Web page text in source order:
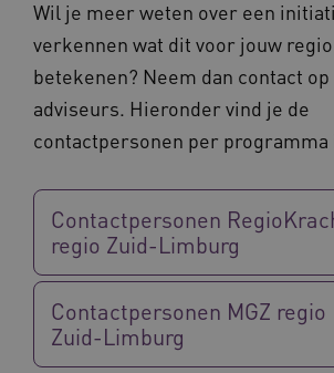
Wil je meer weten over een
verkennen wat dit voor jouw
betekenen? Neem dan contact
adviseurs. Hieronder vind je de
contactpersonen per programma
Contactpersonen
regio Zuid-Limburg
Contactpersonen MGZ regio
Zuid-Limburg
UMB_SESSION
__cf_bm